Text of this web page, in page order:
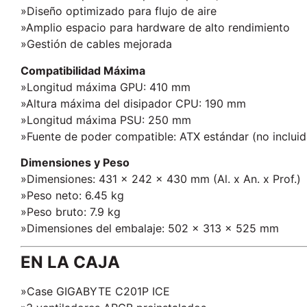
»Diseño optimizado para flujo de aire
»Amplio espacio para hardware de alto rendimiento
»Gestión de cables mejorada
Compatibilidad Máxima
»Longitud máxima GPU: 410 mm
»Altura máxima del disipador CPU: 190 mm
»Longitud máxima PSU: 250 mm
»Fuente de poder compatible: ATX estándar (no
Dimensiones y Peso
»Dimensiones: 431 x 242 x 430 mm (Al. x An. x Prof.)
»Peso neto: 6.45 kg
»Peso bruto: 7.9 kg
»Dimensiones del embalaje: 502 x 313 x 525 mm
EN LA CAJA
»Case GIGABYTE C201P ICE